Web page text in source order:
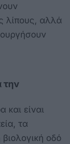
λίπους, αλλά
την
και είναι
τα
οδό